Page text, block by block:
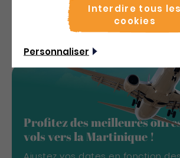
Profitez des meilleures
vols vers la Martinique !
Interdire tous les
cookies
Personnaliser